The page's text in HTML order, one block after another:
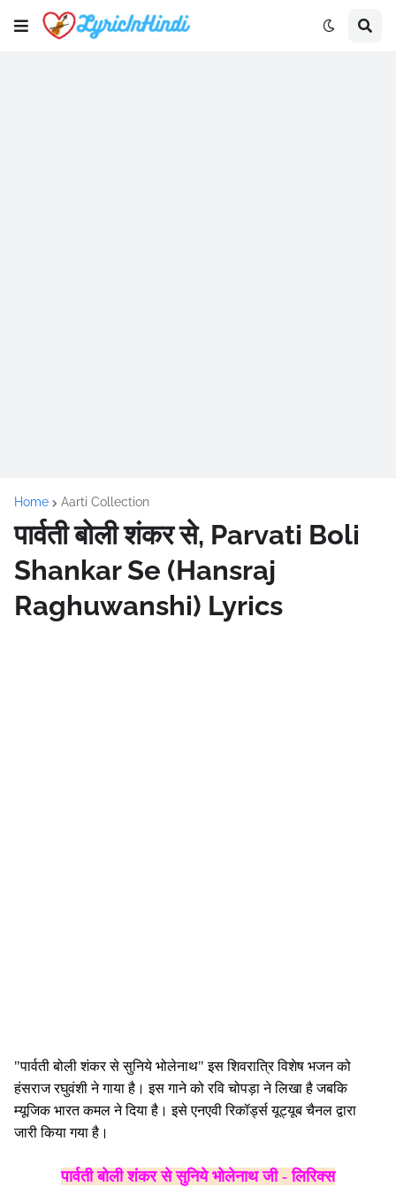
Home Aarti Collection
पार्वती बोली शंकर से, Parvati Boli
Shankar Se (Hansraj
Raghuwanshi) Lyrics
"पार्वती बोली शंकर से सुनिये भोलेनाथ" इस शिवरात्रि विशेष भजन को
हंसराज रघुवंशी ने गाया है। इस गाने को रवि चोपड़ा ने लिखा है जबकि
म्यूजिक भारत कमल ने दिया है। इसे एनएवी रिकॉर्ड्स यूट्यूब चैनल द्वारा
जारी किया गया है।
पार्वती बोली शंकर से सुनिये भोलेनाथ जी - लिरिक्स